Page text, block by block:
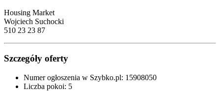
Housing Market
Wojciech Suchocki
510 23 23 87
Szczegóły oferty
Numer ogłoszenia w Szybko.pl: 15908050
Liczba pokoi: 5